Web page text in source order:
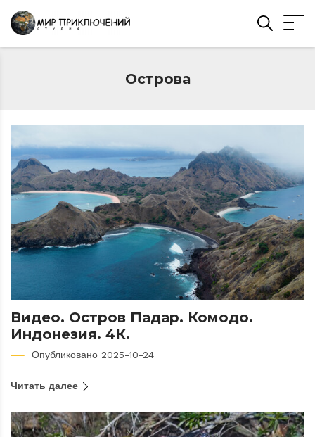
Острова
Видео. Остров Падар. Комодо.
Индонезия. 4К.
Опубликовано 2025-10-24
Читать далее